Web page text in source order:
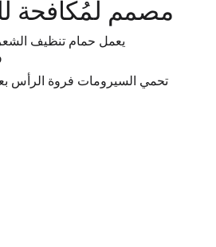
مصمم لمُكافحة
يعمل حمام تنظيف
تحمي السيرومات فروة الرأس بعد